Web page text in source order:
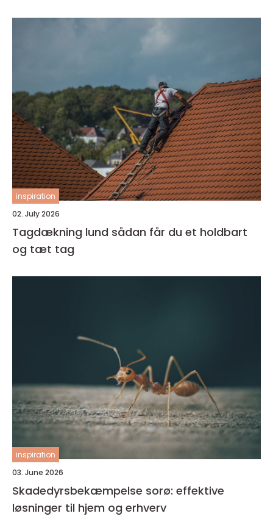
inspiration
02. July 2026
Tagdækning lund sådan får du et holdbart
og tæt tag
inspiration
03. June 2026
Skadedyrsbekæmpelse sorø: effektive
løsninger til hjem og erhverv